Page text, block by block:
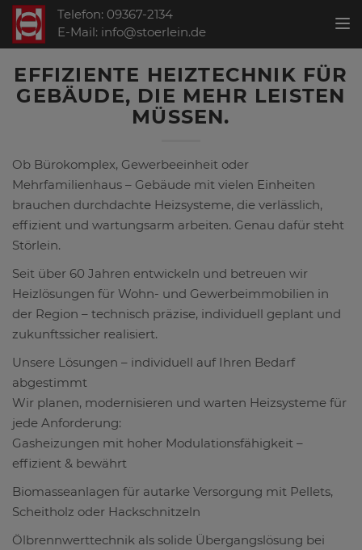
Telefon: 09367-2134
E-Mail: info@stoerlein.de
EFFIZIENTE HEIZTECHNIK FÜR
GEBÄUDE, DIE MEHR LEISTEN
MÜSSEN.
Ob Bürokomplex, Gewerbeeinheit oder
Mehrfamilienhaus – Gebäude mit vielen Einheiten
brauchen durchdachte Heizsysteme, die verlässlich,
effizient und wartungsarm arbeiten. Genau dafür steht
Störlein.
Seit über 60 Jahren entwickeln und betreuen wir
Heizlösungen für Wohn- und Gewerbeimmobilien in
der Region – technisch präzise, individuell geplant und
zukunftssicher realisiert.
Unsere Lösungen – individuell auf Ihren Bedarf
abgestimmt
Wir planen, modernisieren und warten Heizsysteme für
jede Anforderung:
Gasheizungen mit hoher Modulationsfähigkeit –
effizient & bewährt
Biomasseanlagen für autarke Versorgung mit Pellets,
Scheitholz oder Hackschnitzeln
Ölbrennwerttechnik als solide Übergangslösung bei